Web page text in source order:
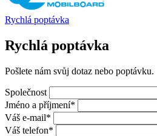
Rychlá poptávka
Rychlá poptávka
Pošlete nám svůj dotaz nebo poptávku.
Společnost
Jméno a příjmení*
Váš e-mail*
Váš telefon*